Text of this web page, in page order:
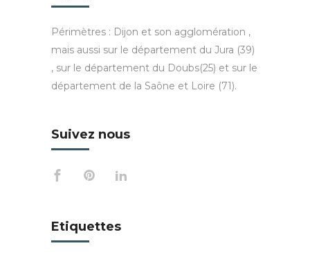
Périmètres : Dijon et son agglomération ,
mais aussi sur le département du Jura (39)
, sur le département du Doubs(25) et sur le
département de la Saône et Loire (71).
Suivez nous
Etiquettes